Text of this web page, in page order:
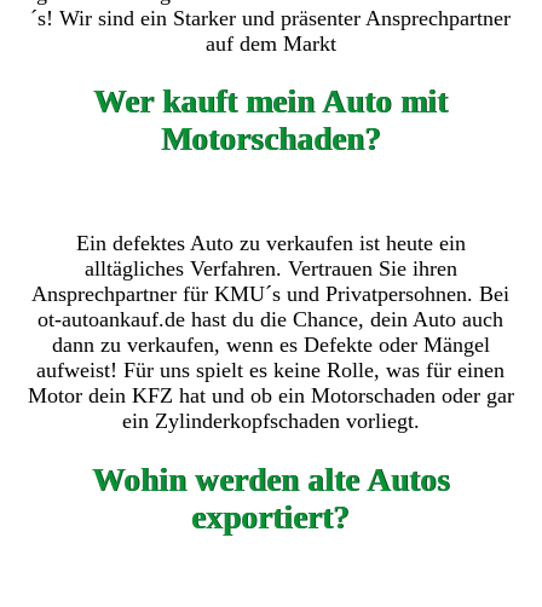
´s! Wir sind ein Starker und präsenter Ansprechpartner
auf dem Markt
Wer kauft mein Auto mit
Motorschaden?
Ein defektes Auto zu verkaufen ist heute ein
alltägliches Verfahren. Vertrauen Sie ihren
Ansprechpartner für KMU´s und Privatpersohnen. Bei
ot-autoankauf.de hast du die Chance, dein Auto auch
dann zu verkaufen, wenn es Defekte oder Mängel
aufweist! Für uns spielt es keine Rolle, was für einen
Motor dein KFZ hat und ob ein Motorschaden oder gar
ein Zylinderkopfschaden vorliegt.
Wohin werden alte Autos
exportiert?